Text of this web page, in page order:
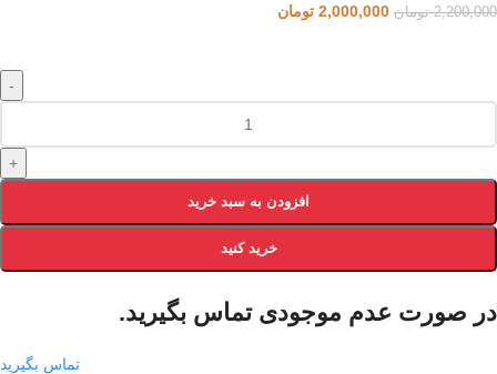
2,200,000 تومان 2,000,000 تومان
-
+
افزودن به سبد خرید
خرید کنید
در صورت عدم موجودی تماس بگیرید.
تماس بگیرید